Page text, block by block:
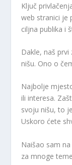
Ključ
web stranici je
ciljna publika i
Dakle, naš
nišu. Ono o
Najbolje
ili interesa.
svoju nišu, to
Uskoro ćete
Naišao sam
za mnoge